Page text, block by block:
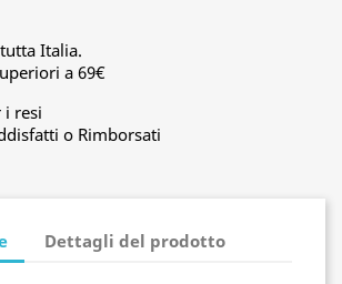
Italia.
a 69€
i resi
o Rimborsati
Dettagli del prodotto